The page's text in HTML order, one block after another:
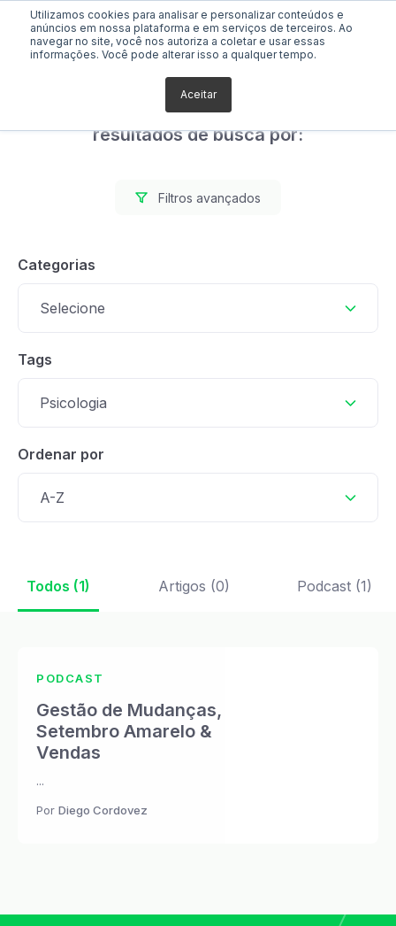
Utilizamos cookies para analisar e personalizar conteúdos e
anúncios em nossa plataforma e em serviços de terceiros. Ao
navegar no site, você nos autoriza a coletar e usar essas
informações. Você pode alterar isso a qualquer tempo.
Aceitar
Foram encontrados 1
resultados de busca por:
Filtros avançados
Categorias
Selecione
Tags
Psicologia
Ordenar por
A-Z
Todos (1) Artigos (0) Podcast (1)
PODCAST
Gestão de Mudanças,
Setembro Amarelo &
Vendas
...
Por Diego Cordovez